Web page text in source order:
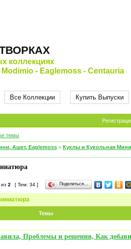
коллекциях
- Eaglemoss - Centauria
Все Коллекции Купить Выпуски
темы
Ашет, Eaglemoss » Куклы и Кукольная
из 2 [ Тем: 34 ] Поделиться…
Темы
Проблемы и решения, Как